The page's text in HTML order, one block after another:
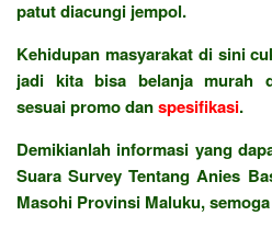
patut diacungi jempol.
Kehidupan masyarakat di sini
jadi kita bisa belanja murah
sesuai promo danspesifikasi.
Demikianlah informasi yang
Suara Survey Tentang Anies
Masohi Provinsi Maluku,